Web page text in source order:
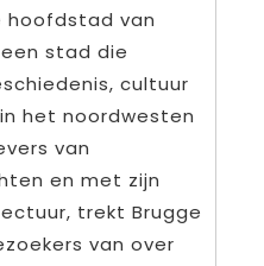
hoofdstad van
stad die
cultuur
het noordwesten
van
en met zijn
trekt Brugge
van over